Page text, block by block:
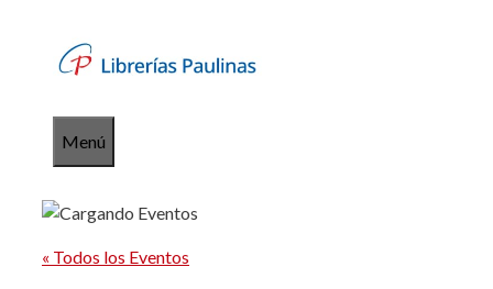
contenido
Menú
« Todos los Eventos